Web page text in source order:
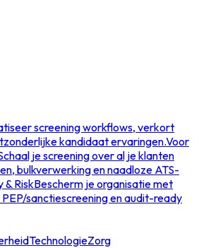
screening workflows, verkort
kandidaat ervaringen.Voor
je screening over al je klanten
bulkverwerking en naadloze ATS-
& RiskBescherm je organisatie met
sanctiescreening en audit-ready
TechnologieZorg